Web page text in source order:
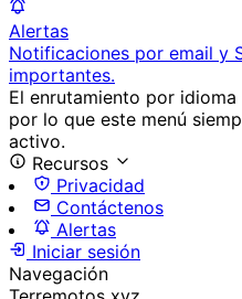
Alertas
Notificaciones por email y
importantes.
El enrutamiento por
por lo que este menú
activo.
Recursos
Privacidad
Contáctenos
Alertas
Iniciar sesión
Navegación